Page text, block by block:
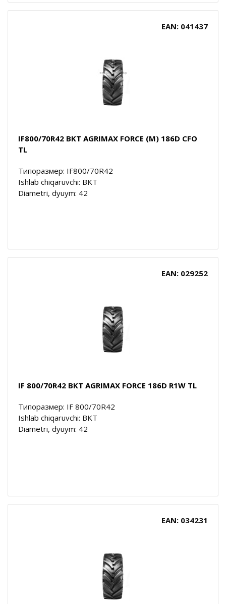
EAN: 041437
IF800/70R42 BKT AGRIMAX FORCE (M) 186D CFO
TL
Типоразмер: IF800/70R42
Ishlab chiqaruvchi: BKT
Diametri, dyuym: 42
EAN: 029252
IF 800/70R42 BKT AGRIMAX FORCE 186D R1W TL
Типоразмер: IF 800/70R42
Ishlab chiqaruvchi: BKT
Diametri, dyuym: 42
EAN: 034231